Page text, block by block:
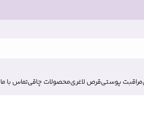
مراقبت پوستیقرص لاغریمحصولات چاقیتماس با ما